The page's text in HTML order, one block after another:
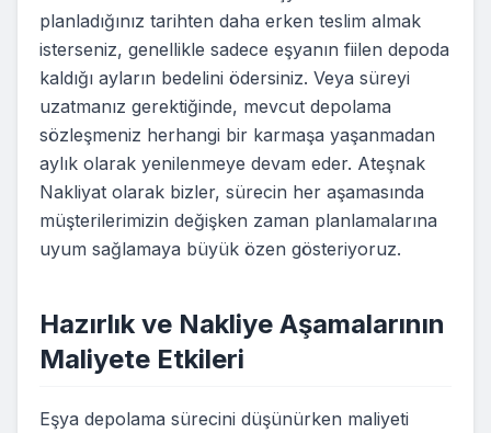
planladığınız tarihten daha erken teslim almak
isterseniz, genellikle sadece eşyanın fiilen depoda
kaldığı ayların bedelini ödersiniz. Veya süreyi
uzatmanız gerektiğinde, mevcut depolama
sözleşmeniz herhangi bir karmaşa yaşanmadan
aylık olarak yenilenmeye devam eder. Ateşnak
Nakliyat olarak bizler, sürecin her aşamasında
müşterilerimizin değişken zaman planlamalarına
uyum sağlamaya büyük özen gösteriyoruz.
Hazırlık ve Nakliye Aşamalarının
Maliyete Etkileri
Eşya depolama sürecini düşünürken maliyeti